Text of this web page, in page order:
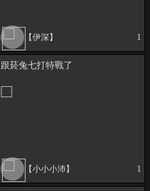
【伊深】 1
跟菸兔七打特戰了
【小小小沛】 1